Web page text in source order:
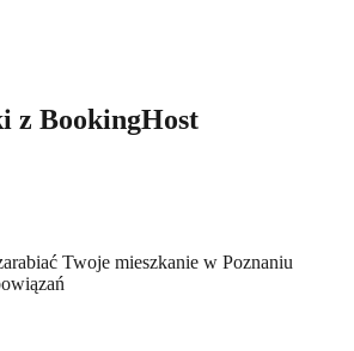
z BookingHost
Twoje mieszkanie w Poznaniu